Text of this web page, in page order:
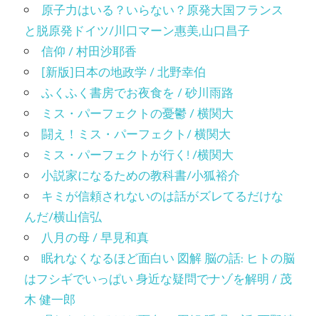
原子力はいる？いらない？原発大国フランス
と脱原発ドイツ/川口マーン惠美,山口昌子
信仰 / 村田沙耶香
[新版]日本の地政学 / 北野幸伯
ふくふく書房でお夜食を / 砂川雨路
ミス・パーフェクトの憂鬱 / 横関大
闘え！ミス・パーフェクト/ 横関大
ミス・パーフェクトが行く! /横関大
小説家になるための教科書/小狐裕介
キミが信頼されないのは話がズレてるだけな
んだ/横山信弘
八月の母 / 早見和真
眠れなくなるほど面白い 図解 脳の話: ヒトの脳
はフシギでいっぱい 身近な疑問でナゾを解明 / 茂
木 健一郎